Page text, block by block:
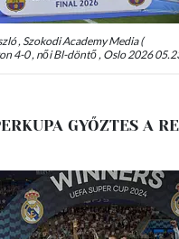
, Szokodi Academy Media (
4-0 , női Bl-döntő , Oslo 2026
GYŐZTES A